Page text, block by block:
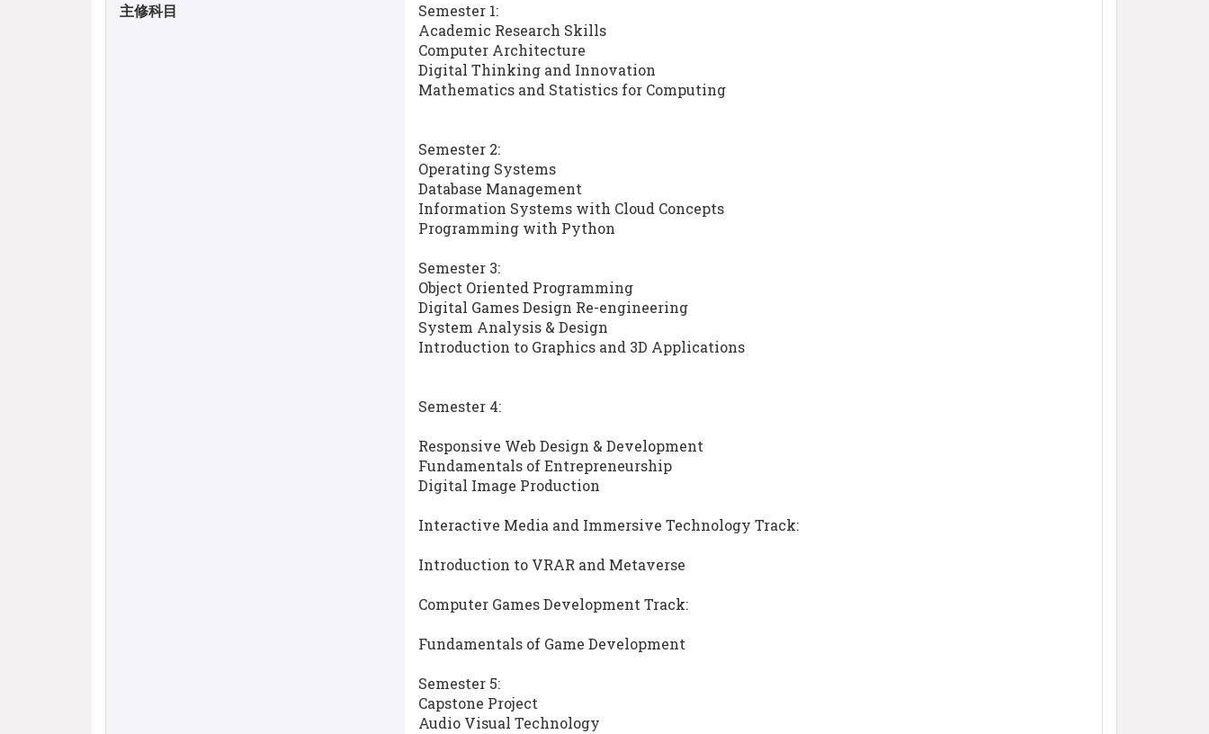
主修科目
Semester 1:
Academic Research Skills
Computer Architecture
Digital Thinking and Innovation
Mathematics and Statistics for Computing
Semester 2:
Operating Systems
Database Management
Information Systems with Cloud Concepts
Programming with Python
Semester 3:
Object Oriented Programming
Digital Games Design Re-engineering
System Analysis & Design
Introduction to Graphics and 3D Applications
Semester 4:
Responsive Web Design & Development
Fundamentals of Entrepreneurship
Digital Image Production
Interactive Media and Immersive Technology Track:
Introduction to VRAR and Metaverse
Computer Games Development Track:
Fundamentals of Game Development
Semester 5:
Capstone Project
Audio Visual Technology